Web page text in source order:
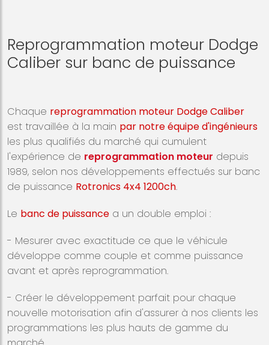
Reprogrammation moteur Dodge
Caliber sur banc de puissance
Chaque reprogrammation moteur Dodge Caliber
est travaillée à la main par notre équipe d'ingénieurs
les plus qualifiés du marché qui cumulent
l'expérience de reprogrammation moteur depuis
1989, selon nos développements effectués sur banc
de puissance Rotronics 4x4 1200ch.
Le banc de puissance a un double emploi :
- Mesurer avec exactitude ce que le véhicule
développe comme couple et comme puissance
avant et après reprogrammation.
- Créer le développement parfait pour chaque
nouvelle motorisation afin d'assurer à nos clients les
programmations les plus hauts de gamme du